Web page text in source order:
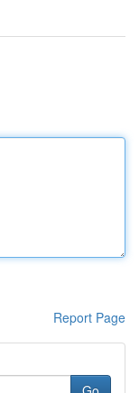
Report Page